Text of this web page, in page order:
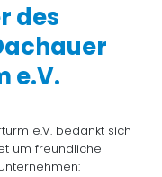
des
e.V.
e.V. bedankt sich
um freundliche